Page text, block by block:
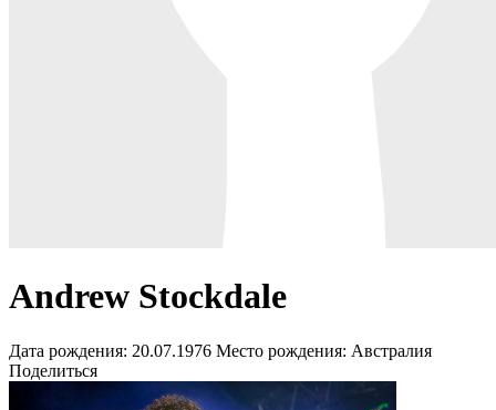
Andrew Stockdale
Дата рождения: 20.07.1976 Место рождения: Австралия
Поделиться